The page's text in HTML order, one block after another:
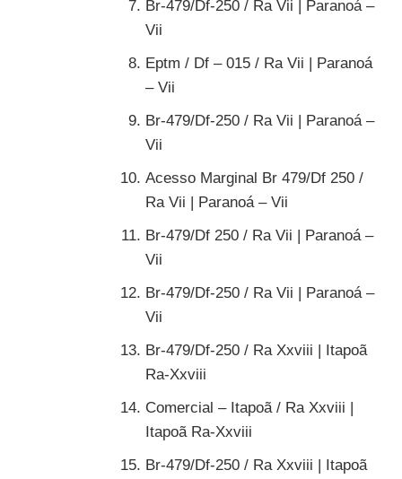
Br-479/Df-250 / Ra Vii | Paranoá –
Vii
Eptm / Df – 015 / Ra Vii | Paranoá
– Vii
Br-479/Df-250 / Ra Vii | Paranoá –
Vii
Acesso Marginal Br 479/Df 250 /
Ra Vii | Paranoá – Vii
Br-479/Df 250 / Ra Vii | Paranoá –
Vii
Br-479/Df-250 / Ra Vii | Paranoá –
Vii
Br-479/Df-250 / Ra Xxviii | Itapoã
Ra-Xxviii
Comercial – Itapoã / Ra Xxviii |
Itapoã Ra-Xxviii
Br-479/Df-250 / Ra Xxviii | Itapoã